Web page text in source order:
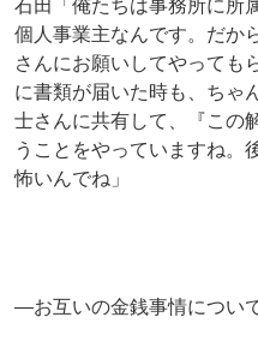
個人事業主なんです。だか
さんにお願いしてやっても
に書類が届いた時も、ちゃ
士さんに共有して、『この
うことをやっていますね。
怖いんでね」
―お互いの金銭事情につい